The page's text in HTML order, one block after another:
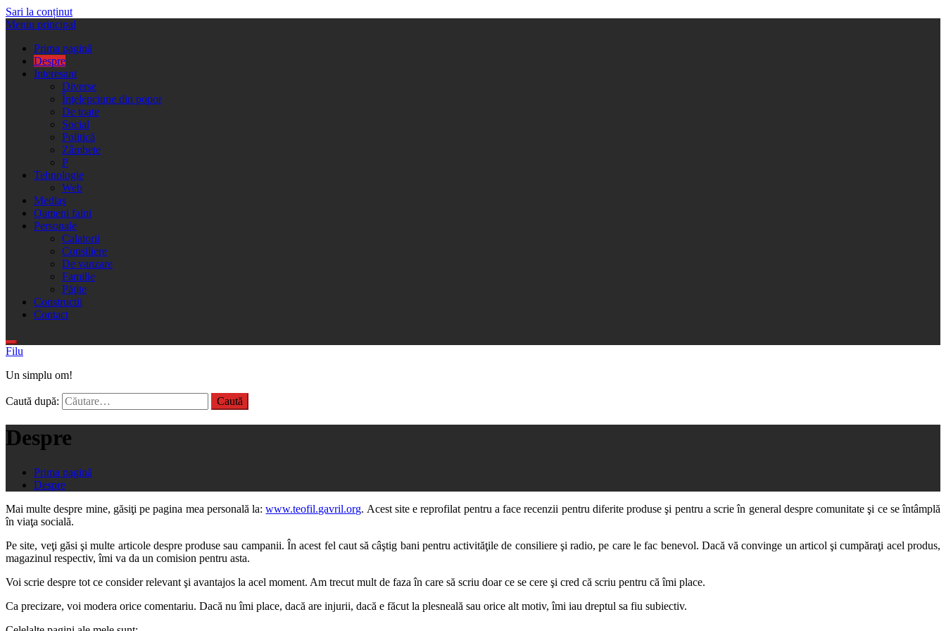
Sari la conținut
Meniu principal
Prima pagină
Despre
Interesant
Diverse
Înţelepciune din popor
De toate
Social
Politică
Zâmbete
P
Tehnologie
Web
Mediaş
Oameni faini
Personale
Calatorii
Consiliere
De vanzare
Familie
Păţite
Constructii
Contact
Filu
Un simplu om!
Caută după:
Despre
Prima pagină
Despre
Mai multe despre mine, găsiţi pe pagina mea personală la:www.teofil.gavril.org. Acest site e reprofilat pentru a face recenzii pentru diferite produse şi pentru a scrie în general despre comunitate şi ce se întâmplă
în viaţa socială.
Pe site, veţi găsi şi multe articole despre produse sau campanii. În acest fel caut să câştig bani pentru activităţile de consiliere şi radio, pe care le fac benevol. Dacă vă convinge un articol şi cumpăraţi acel produs,
magazinul respectiv, îmi va da un comision pentru asta.
Voi scrie despre tot ce consider relevant şi avantajos la acel moment. Am trecut mult de faza în care să scriu doar ce se cere şi cred că scriu pentru că îmi place.
Ca precizare, voi modera orice comentariu. Dacă nu îmi place, dacă are injurii, dacă e făcut la plesneală sau orice alt motiv, îmi iau dreptul sa fiu subiectiv.